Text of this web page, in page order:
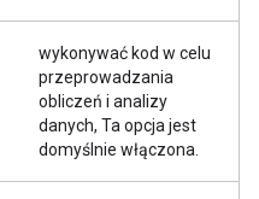
wykonywać kod w celu
przeprowadzania
obliczeń i analizy
danych, Ta opcja jest
domyślnie włączona.